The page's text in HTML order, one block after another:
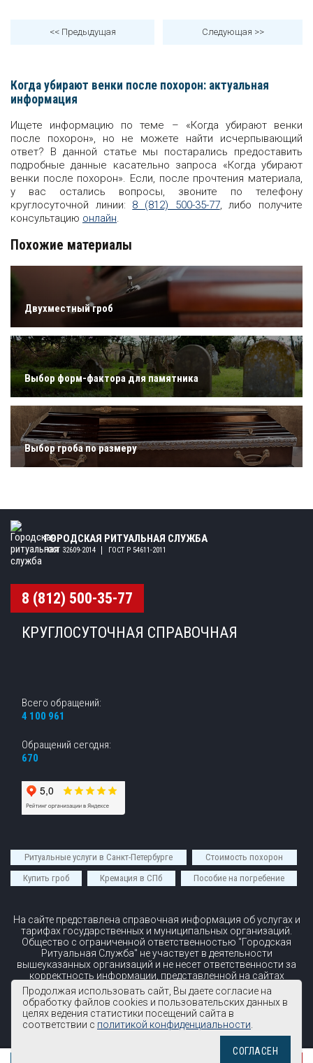
<< Предыдущая Следующая >>
Когда убирают венки после похорон: актуальная
информация
Ищете информацию по теме – «Когда убирают венки
после похорон», но не можете найти исчерпывающий
ответ? В данной статье мы постарались предоставить
подробные данные касательно запроса «Когда убирают
венки после похорон». Если, после прочтения материала,
у вас остались вопросы, звоните по телефону
круглосуточной линии: 8 (812) 500-35-77, либо получите
консультацию онлайн.
Похожие материалы
Двухместный гроб
Выбор форм-фактора для памятника
Выбор гроба по размеру
ГОРОДСКАЯ РИТУАЛЬНАЯ СЛУЖБА
ГОСТ 32609-2014 ГОСТ Р 54611-2011
8 (812) 500-35-77
КРУГЛОСУТОЧНАЯ СПРАВОЧНАЯ
Всего обращений:
4 100 961
Обращений сегодня:
670
Ритуальные услуги в Санкт-Петербурге
Стоимость похорон
Купить гроб
Кремация в СПб Пособие на погребение
На сайте представлена справочная информация об услугах и
тарифах государственных и муниципальных организаций.
Общество с ограниченной ответственностью "Городская
Ритуальная Служба" не участвует в деятельности
вышеуказанных организаций и не несет ответственности за
корректность информации, представленной на сайтах
вышеуказанных организаций.
© 2026 ООО "Городская ритуальная служба"
Все права защищены
Продолжая использовать сайт, Вы даете согласие на
обработку файлов cookies и пользовательских данных в
целях ведения статистики посещений сайта в
соответствии с политикой конфиденциальности
СОГЛАСЕН